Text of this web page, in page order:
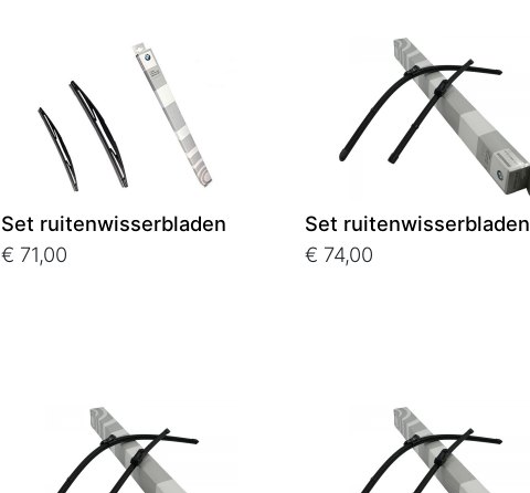
Set ruitenwisserbladen
€ 71,00
Set ruitenwisserbladen
€ 74,00